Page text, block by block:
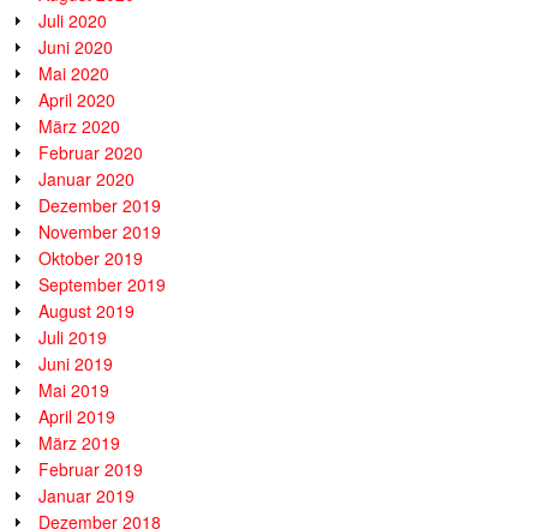
Juli 2020
Juni 2020
Mai 2020
April 2020
März 2020
Februar 2020
Januar 2020
Dezember 2019
November 2019
Oktober 2019
September 2019
August 2019
Juli 2019
Juni 2019
Mai 2019
April 2019
März 2019
Februar 2019
Januar 2019
Dezember 2018